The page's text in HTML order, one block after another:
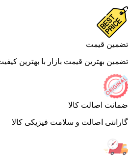
قیمت
بهترین قیمت بازار با بهترین کیفیت
اصالت کالا
اصالت و سلامت فیزیکی کالا